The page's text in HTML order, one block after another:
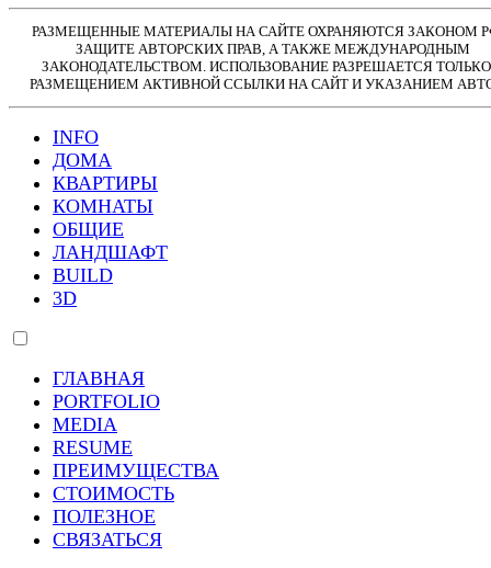
РАЗМЕЩЕННЫЕ МАТЕРИАЛЫ НА САЙТЕ ОХРАНЯЮТСЯ ЗАКОНОМ
ЗАЩИТЕ АВТОРСКИХ ПРАВ, А ТАКЖЕ МЕЖДУНАРОДНЫМ
ЗАКОНОДАТЕЛЬСТВОМ. ИСПОЛЬЗОВАНИЕ РАЗРЕШАЕТСЯ
РАЗМЕЩЕНИЕМ АКТИВНОЙ ССЫЛКИ НА САЙТ И УКАЗАНИЕМ
INFO
ДОМА
КВАРТИРЫ
КОМНАТЫ
ОБЩИЕ
ЛАНДШАФТ
BUILD
3D
ГЛАВНАЯ
PORTFOLIO
MEDIA
RESUME
ПРЕИМУЩЕСТВА
СТОИМОСТЬ
ПОЛЕЗНОЕ
СВЯЗАТЬСЯ